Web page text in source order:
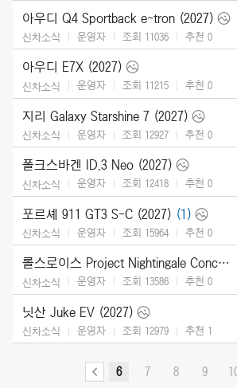
아우디 Q4 Sportback e-tron (2027)
신차소식 운영자 조회 11036 추천 0
아우디 E7X (2027)
신차소식 운영자 조회 11215 추천 0
지리 Galaxy Starshine 7 (2027)
신차소식 운영자 조회 12927 추천 0
폴크스바겐 ID.3 Neo (2027)
신차소식 운영자 조회 12418 추천 0
포르셰 911 GT3 S-C (2027) (1)
신차소식 운영자 조회 15964 추천 0
롤스로이스 Project Nightingale Concept (2026)
신차소식 운영자 조회 13586 추천 0
닛산 Juke EV (2027)
신차소식 운영자 조회 12979 추천 1
6 7 8 9